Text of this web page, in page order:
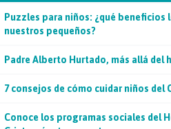
Puzzles para niños: ¿qué beneficios
nuestros pequeños?
Padre Alberto Hurtado, más allá del
7 consejos de cómo cuidar niños del
Conoce los programas sociales del